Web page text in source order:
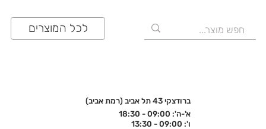
לכל המוצרים
ברודצקי 43 תל אביב (רמת אביב)
א'-ה': 09:00 - 18:30
ו': 09:00 - 13:30